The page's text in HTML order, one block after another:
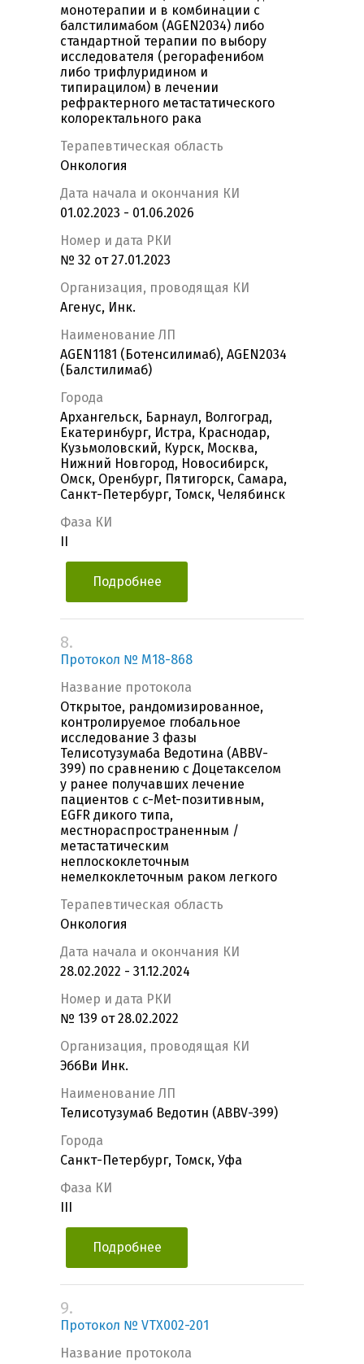
монотерапии и в комбинации с
балстилимабом (AGEN2034) либо
стандартной терапии по выбору
исследователя (регорафенибом
либо трифлуридином и
типирацилом) в лечении
рефрактерного метастатического
колоректального рака
Терапевтическая область
Онкология
Дата начала и окончания КИ
01.02.2023 - 01.06.2026
Номер и дата РКИ
№ 32 от 27.01.2023
Организация, проводящая КИ
Агенус, Инк.
Наименование ЛП
AGEN1181 (Ботенсилимаб), AGEN2034
(Балстилимаб)
Города
Архангельск, Барнаул, Волгоград,
Екатеринбург, Истра, Краснодар,
Кузьмоловский, Курск, Москва,
Нижний Новгород, Новосибирск,
Омск, Оренбург, Пятигорск, Самара,
Санкт-Петербург, Томск, Челябинск
Фаза КИ
Подробнее
8.
Протокол № M18-868
Название протокола
Открытое, рандомизированное,
контролируемое глобальное
исследование 3 фазы
Телисотузумаба Ведотина (ABBV-
399) по сравнению с Доцетакселом
у ранее получавших лечение
пациентов с c-Met-позитивным,
EGFR дикого типа,
местнораспространенным /
метастатическим
неплоскоклеточным
немелкоклеточным раком легкого
Терапевтическая область
Онкология
Дата начала и окончания КИ
28.02.2022 - 31.12.2024
Номер и дата РКИ
№ 139 от 28.02.2022
Организация, проводящая КИ
ЭббВи Инк.
Наименование ЛП
Телисотузумаб Ведотин (ABBV-399)
Города
Санкт-Петербург, Томск, Уфа
Фаза КИ
Подробнее
9.
Протокол № VTX002-201
Название протокола